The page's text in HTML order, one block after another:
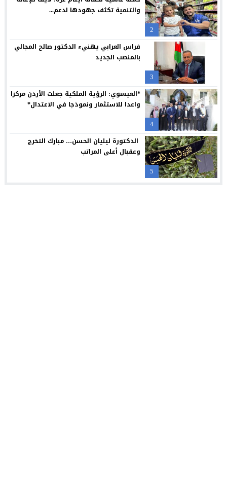
12:10 بنك صفوة الإسلامي يجدد شراكته مع تكية أم علي ويواصل دعمه
12:06 بيان صادر عن اللجنة النقابية للعاملين في شركة البوتاس العربية
11:51 كلية الحقوق في جامعة الزيتونة الأردنية تنظم لقاءً تعريفياً
2
والتنمية تكثف جهودها لدعم...
3
فراس العرابي يهنيء الدكتور صالح المجالي
بالمنصب الجديد
4
*العيسوي: الرؤية الملكية جعلت الأردن مركزا
واعدا للاستثمار ونموذجا في الاعتدال*
5
الدكتورة ليليان الحسن… مبارك التخرج
وعقبال أعلى المراتب